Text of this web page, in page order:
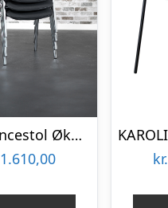
Konferencestol Økonomi polster, 4-pak – Sort
1.610,00
kr.